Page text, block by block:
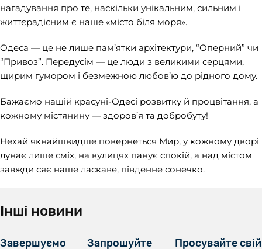
нагадування про те, наскільки унікальним, сильним і
життєрадісним є наше «місто біля моря».
Одеса — це не лише пам’ятки архітектури, “Оперний” чи
“Привоз”. Передусім — це люди з великими серцями,
щирим гумором і безмежною любов’ю до рідного дому.
Бажаємо нашій красуні-Одесі розвитку й процвітання, а
кожному містянину — здоров’я та добробуту!
Нехай якнайшвидше повернеться Мир, у кожному дворі
лунає лише сміх, на вулицях панує спокій, а над містом
завжди сяє наше ласкаве, південне сонечко.
Інші новини
Завершуємо
Запрошуйте
Просувайте свій